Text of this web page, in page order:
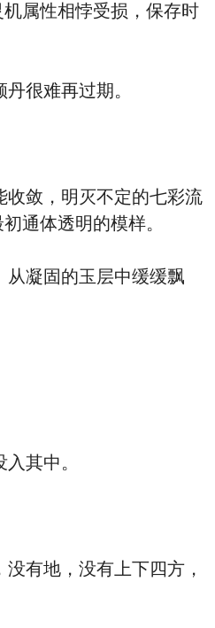
属性相悖受损，保存时
很难再过期。
敛，明灭不定的七彩流
通体透明的模样。
凝固的玉层中缓缓飘
其中。
有地，没有上下四方，